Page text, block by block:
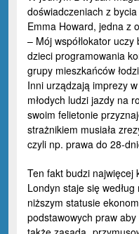
doświadczeniach z
Emma Howard, jedna z
– Mój współlokator
dzieci programowania
grupy mieszkańców
Inni urządzają imprezy
młodych ludzi jazdy na
swoim felietonie
strażnikiem musiała
czyli np. prawa do 28-
Ten fakt budzi najwięcej
Londyn staje się
niższym statusie
podstawowych praw